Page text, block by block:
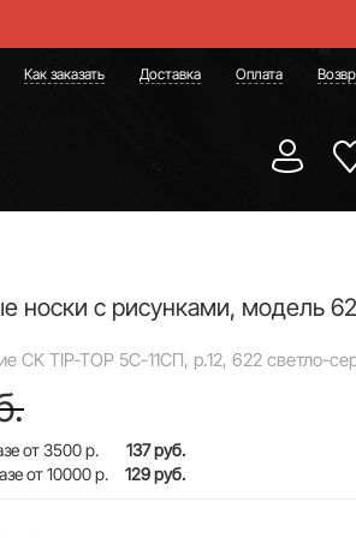
Как заказать Доставка Оплата
носки с рисунками, модель
CK TIP-TOP 5С-11СП, р.12, 622 светло-
от 3500 р. 137 руб.
от 10000 р. 129 руб.